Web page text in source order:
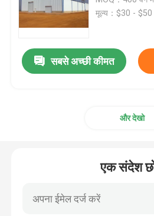
प्रीफैब्रिकेटेड स्टील बिल्डिंग
इस्पात संरचना मंच
मूल्य：$30 -
सबसे अच्छी कीमत
और देखो
एक संदेश